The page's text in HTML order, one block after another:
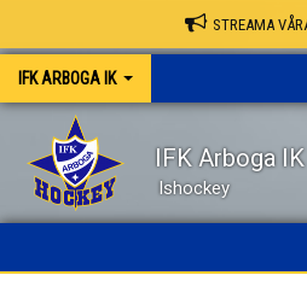
STREAMA
IFK ARBOGA IK
IFK Arboga IK
Ishockey